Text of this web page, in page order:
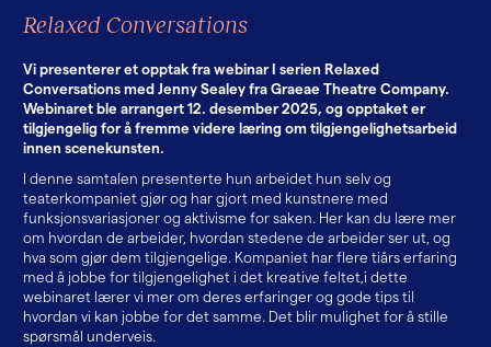
Relaxed Conversations
Vi presenterer et opptak fra webinar I serien Relaxed
Conversations med Jenny Sealey fra Graeae Theatre Company.
Webinaret ble arrangert 12. desember 2025, og opptaket er
tilgjengelig for å fremme videre læring om tilgjengelighetsarbeid
innen scenekunsten.
I denne samtalen presenterte hun arbeidet hun selv og
teaterkompaniet gjør og har gjort med kunstnere med
funksjonsvariasjoner og aktivisme for saken. Her kan du lære mer
om hvordan de arbeider, hvordan stedene de arbeider ser ut, og
hva som gjør dem tilgjengelige. Kompaniet har flere tiårs erfaring
med å jobbe for tilgjengelighet i det kreative feltet,i dette
webinaret lærer vi mer om deres erfaringer og gode tips til
hvordan vi kan jobbe for det samme. Det blir mulighet for å stille
spørsmål underveis.